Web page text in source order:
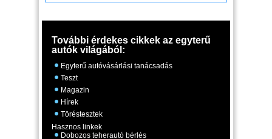
További érdekes cikkek az egyterű
autók világából:
Egyterű autóvásárlási tanácsadás
Teszt
Magazin
Hírek
Töréstesztek
Hasznos linkek
Dobozos teherautó bérlés